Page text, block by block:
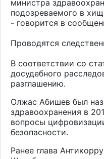
министра
подозреваемого в
- говорится в
Проводятся
В соответствии со
досудебного
разглашению.
Олжас Абишев был
здравоохранения в
вопросы
безопасности.
Ранее глава